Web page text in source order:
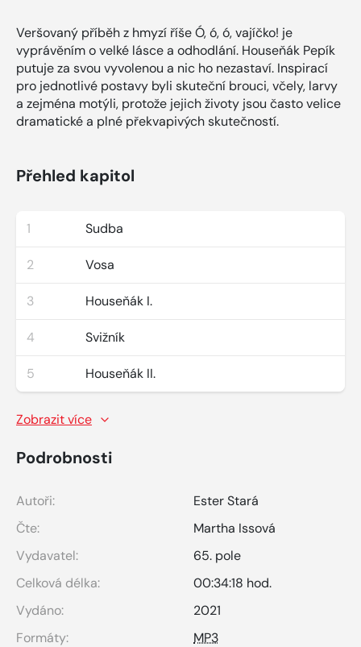
Veršovaný příběh z hmyzí říše Ó, ó, ó, vajíčko! je
vyprávěním o velké lásce a odhodlání. Houseňák Pepík
putuje za svou vyvolenou a nic ho nezastaví. Inspirací
pro jednotlivé postavy byli skuteční brouci, včely, larvy
a zejména motýli, protože jejich životy jsou často velice
dramatické a plné překvapivých skutečností.
Přehled kapitol
1 Sudba
2 Vosa
3 Houseňák I.
4 Svižník
5 Houseňák II.
Zobrazit více
Podrobnosti
Autoři:
Ester Stará
Čte:
Martha Issová
Vydavatel:
65. pole
Celková délka:
00:34:18 hod.
Vydáno:
2021
Formáty:
MP3